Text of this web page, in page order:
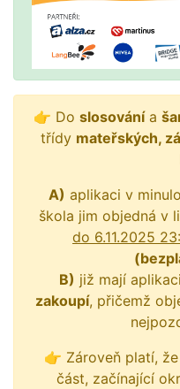
👉 Do slosovánía
třídy mateřských,
A) aplikaci v
škola jim objedná v
do 6.11.2025
B) již mají aplikaci
zakoupí, přičemž
👉 Zároveň platí,
část, začínající